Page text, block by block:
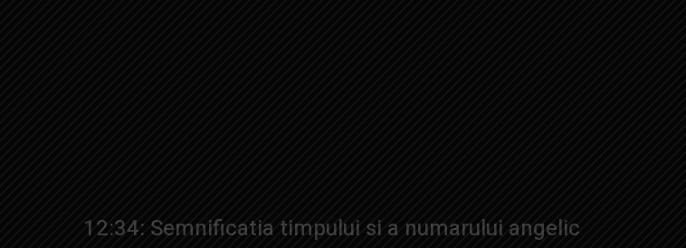
12:34: Semnificatia timpului si a numarului angelic